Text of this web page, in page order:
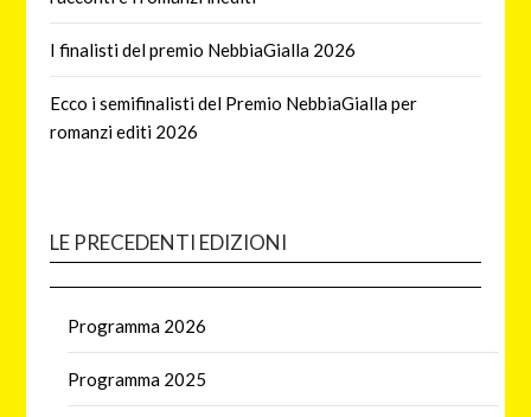
I finalisti del premio NebbiaGialla 2026
Ecco i semifinalisti del Premio NebbiaGialla per
romanzi editi 2026
LE PRECEDENTI EDIZIONI
Programma 2026
Programma 2025